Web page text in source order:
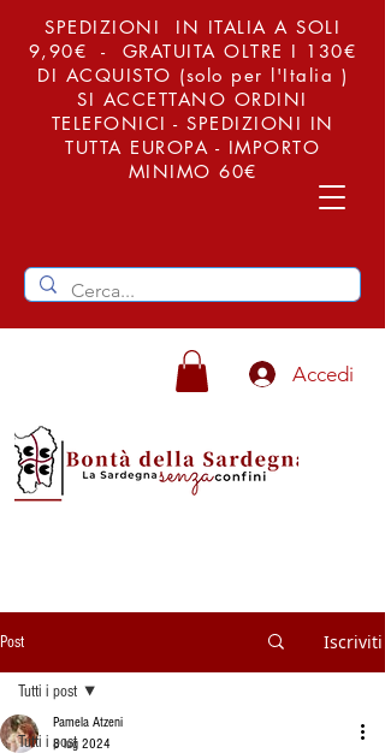
SPEDIZIONI IN ITALIA A SOLI
9,90€ - GRATUITA OLTRE I 130€
DI ACQUISTO (solo per l'Italia )
SI ACCETTANO ORDINI
TELEFONICI - SPEDIZIONI IN
TUTTA EUROPA - IMPORTO
MINIMO 60€
Accedi
Post Iscriviti
Tutti i post
Tutti i post
Pamela Atzeni
8 lug 2024